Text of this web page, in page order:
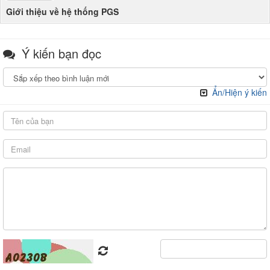
Giới thiệu về hệ thống PGS
Ý kiến bạn đọc
Ẩn/Hiện ý kiến